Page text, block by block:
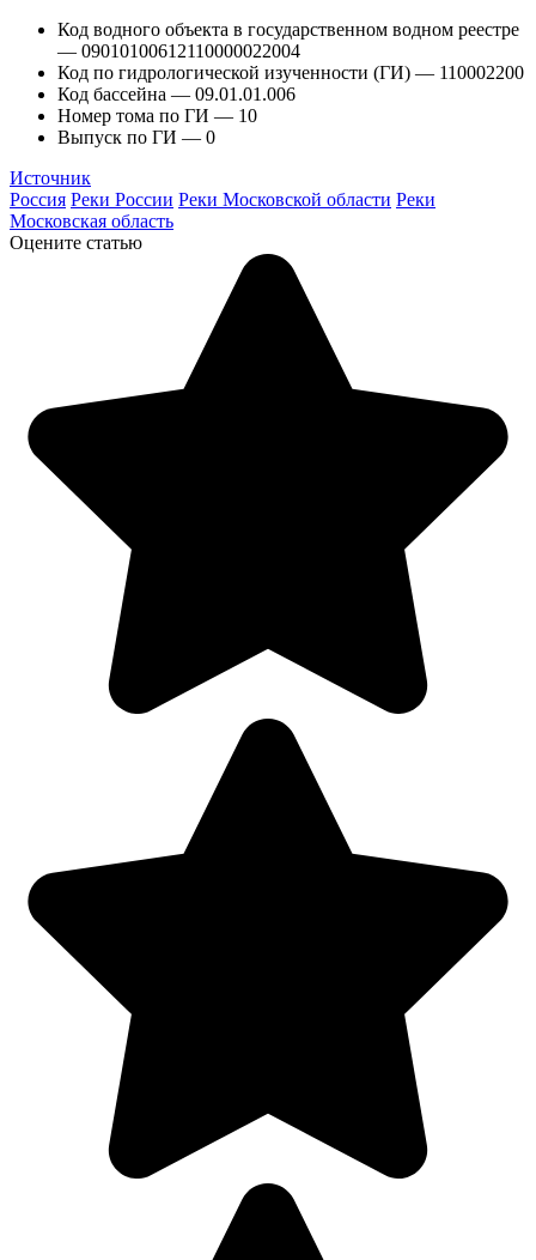
Код водного объекта в государственном водном реестре
— 09010100612110000022004
Код по гидрологической изученности (ГИ) — 110002200
Код бассейна — 09.01.01.006
Номер тома по ГИ — 10
Выпуск по ГИ — 0
Источник
Россия Реки России Реки Московской области Реки
Московская область
Оцените статью